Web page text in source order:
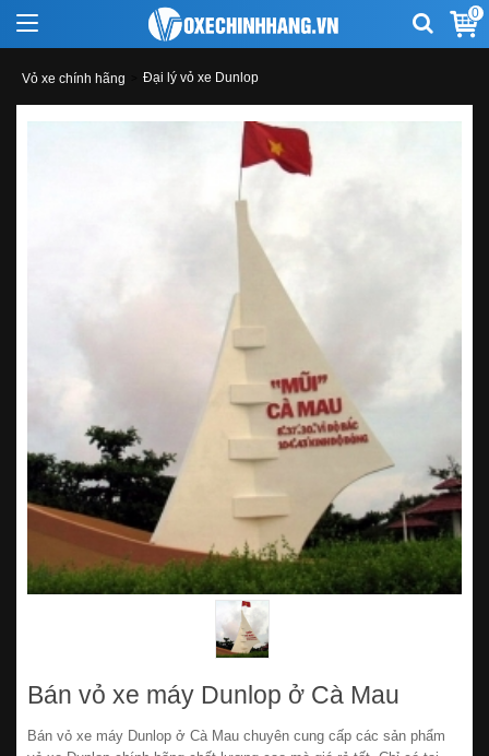
0
Vỏ xe chính hãng Đại lý vỏ xe Dunlop
Bán vỏ xe máy Dunlop ở Cà Mau
Bán vỏ xe máy Dunlop ở Cà Mau chuyên cung cấp các sản phẩm